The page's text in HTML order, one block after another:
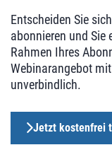
Entscheiden Sie
abonnieren und Sie
Rahmen Ihres
Webinarangebot
unverbindlich.
Jetzt kostenfrei